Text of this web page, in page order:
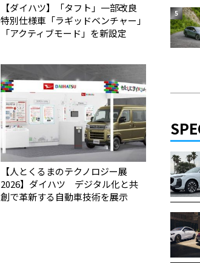
【ダイハツ】「タフト」一部改良
特別仕様車「ラギッドベンチャー」
「アクティブモード」を新設定
【人とくるまのテクノロジー展
2026】ダイハツ デジタル化と共
創で革新する自動車技術を展示